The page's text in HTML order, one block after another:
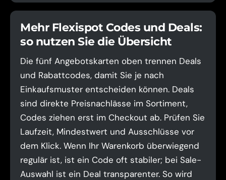
Mehr Flexispot Codes und Deals:
so nutzen Sie die Übersicht
Die fünf Angebotskarten oben trennen Deals
und Rabattcodes, damit Sie je nach
Einkaufsmuster entscheiden können. Deals
sind direkte Preisnachlässe im Sortiment,
Codes ziehen erst im Checkout ab. Prüfen Sie
Laufzeit, Mindestwert und Ausschlüsse vor
dem Klick. Wenn Ihr Warenkorb überwiegend
regulär ist, ist ein Code oft stabiler; bei Sale-
Auswahl ist ein Deal transparenter. So wird